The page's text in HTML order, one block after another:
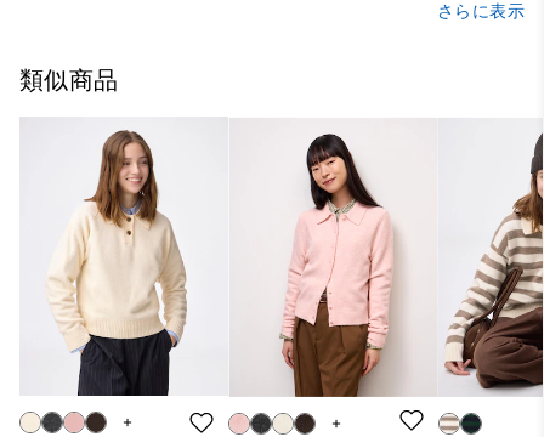
さらに表示
類似商品